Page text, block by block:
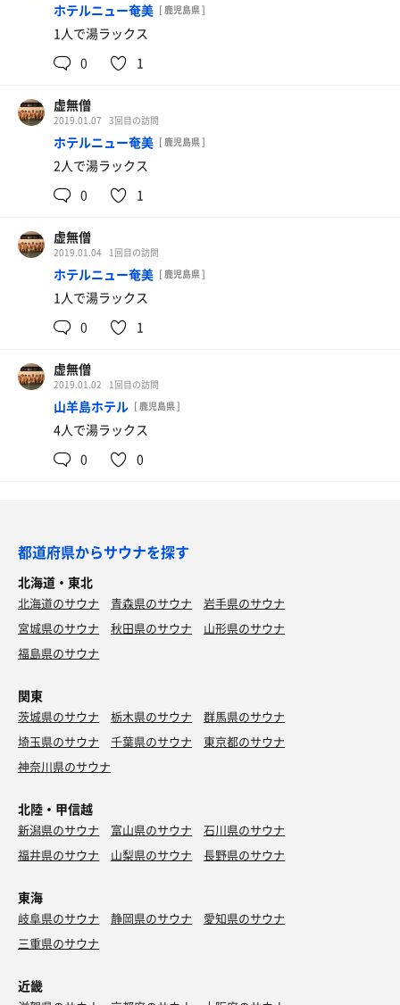
ホテルニュー奄美 [ 鹿児島県 ]
1人で湯ラックス
0
1
虚無僧
2019.01.07 3回目の訪問
ホテルニュー奄美 [ 鹿児島県 ]
2人で湯ラックス
0
1
虚無僧
2019.01.04 1回目の訪問
ホテルニュー奄美 [ 鹿児島県 ]
1人で湯ラックス
0
1
虚無僧
2019.01.02 1回目の訪問
山羊島ホテル [ 鹿児島県 ]
4人で湯ラックス
0
0
都道府県からサウナを探す
北海道・東北
北海道のサウナ 青森県のサウナ
岩手県のサウナ
宮城県のサウナ
秋田県のサウナ
山形県のサウナ
福島県のサウナ
関東
茨城県のサウナ 栃木県のサウナ
群馬県のサウナ
埼玉県のサウナ
千葉県のサウナ
東京都のサウナ
神奈川県のサウナ
北陸・甲信越
新潟県のサウナ 富山県のサウナ
石川県のサウナ
福井県のサウナ
山梨県のサウナ 長野県のサウナ
東海
岐阜県のサウナ 静岡県のサウナ
愛知県のサウナ
三重県のサウナ
近畿